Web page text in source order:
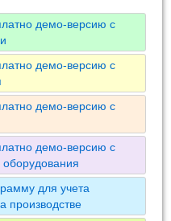
демо-версию с
демо-версию с
демо-версию с
демо-версию с
оборудования
для учета
производстве